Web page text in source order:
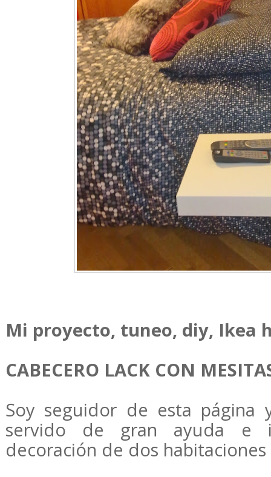
Mi proyecto, tuneo, diy, Ikea
CABECERO LACK CON
Soy seguidor de esta página
servido de gran ayuda e
decoración de dos habitaciones